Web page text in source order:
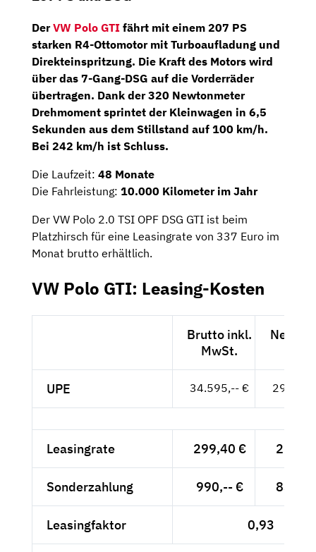
DerVW Polo GTI fährt mit einem 207 PS
starken R4-Ottomotormit Turboaufladung und
Direkteinspritzung. Die Kraft des Motors wird
über das 7-Gang-DSG auf die Vorderräder
übertragen. Dank der 320 Newtonmeter
Drehmoment sprintet der Kleinwagen in 6,5
Sekunden aus dem Stillstand auf 100 km/h.
Bei 242 km/h ist Schluss.
Die Laufzeit: 48 Monate
Die Fahrleistung: 10.000 Kilometer im Jahr
Der VW Polo 2.0 TSI OPF DSG GTI ist beim
Platzhirsch für eine Leasingrate von 337 Euro im
Monat brutto erhältlich.
VW Polo GTI: Leasing-Kosten
Brutto inkl.
MwSt.
Netto
UPE 34.595,-- €
Leasingrate 299,40 €
Sonderzahlung 990,-- €
Leasingfaktor 0,93